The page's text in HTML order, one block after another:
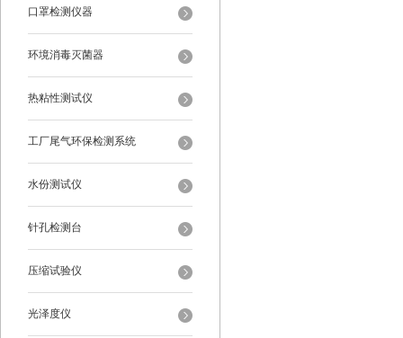
口罩检测仪器
环境消毒灭菌器
热粘性测试仪
工厂尾气环保检测系统
水份测试仪
针孔检测台
压缩试验仪
光泽度仪